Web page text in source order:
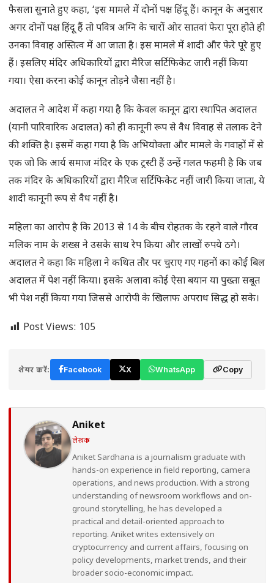
फैसला सुनाते हुए कहा, ‘इस मामले में दोनों पक्ष हिंदू हैं। कानून के अनुसार
अगर दोनों पक्ष हिंदू हैं तो पवित्र अग्नि के चारों ओर सातवां फेरा पूरा होते ही
उनका विवाह अस्तित्व में आ जाता है। इस मामले में शादी और फेरे पूरे हुए
हैं। इसलिए मंदिर अधिकारियों द्वारा मैरिज सर्टिफिकेट जारी नहीं किया
गया। ऐसा करना कोई कानून तोड़ने जैसा नहीं है।
अदालत ने आदेश में कहा गया है कि केवल कानून द्वारा स्थापित अदालत
(यानी पारिवारिक अदालत) को ही कानूनी रूप से वैध विवाह से तलाक देने
की शक्ति है। इसमें कहा गया है कि अभियोक्ता और मामले के गवाहों में से
एक जो कि आर्य समाज मंदिर के एक ट्रस्टी हैं उन्हें गलत फहमी है कि जब
तक मंदिर के अधिकारियों द्वारा मैरिज सर्टिफिकेट नहीं जारी किया जाता, ये
शादी कानूनी रूप से वैध नहीं है।
महिला का आरोप है कि 2013 से 14 के बीच रोहतक के रहने वाले गौरव
मलिक नाम के शख्स ने उसके साथ रेप किया और लाखों रुपये ठगे।
अदालत ने कहा कि महिला ने कथित तौर पर चुराए गए गहनों का कोई बिल
अदालत में पेश नहीं किया। इसके अलावा कोई ऐसा बयान या पुख्ता सबूत
भी पेश नहीं किया गया जिससे आरोपी के खिलाफ अपराध सिद्ध हो सके।
Post Views: 105
शेयर करें: Facebook X WhatsApp Copy
Aniket
लेखक
Aniket Sardhana is a journalism graduate with
hands-on experience in field reporting, camera
operations, and news production. With a strong
understanding of newsroom workflows and on-
ground storytelling, he has developed a
practical and detail-oriented approach to
reporting. Aniket writes extensively on
cryptocurrency and current affairs, focusing on
policy developments, market trends, and their
broader socio-economic impact.